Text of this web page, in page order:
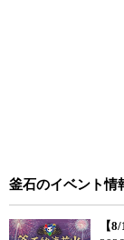
釜石のイベント情
【